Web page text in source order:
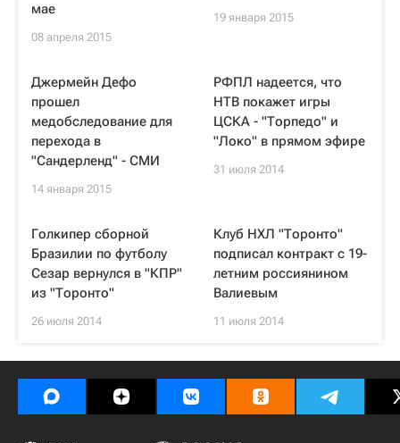
мае
08 апреля 2015
19 января 2015
Джермейн Дефо
прошел
медобследование для
перехода в
"Сандерленд" - СМИ
14 января 2015
РФПЛ надеется, что
НТВ покажет игры
ЦСКА - "Торпедо" и
"Локо" в прямом эфире
31 июля 2014
Голкипер сборной
Бразилии по футболу
Сезар вернулся в "КПР"
из "Торонто"
26 июля 2014
Клуб НХЛ "Торонто"
подписал контракт с 19-
летним россиянином
Валиевым
11 июля 2014